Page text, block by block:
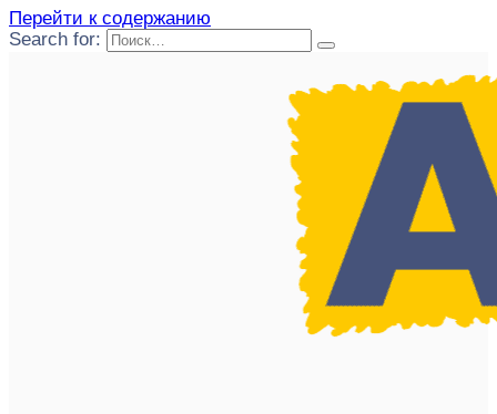
Перейти к содержанию
Search for: